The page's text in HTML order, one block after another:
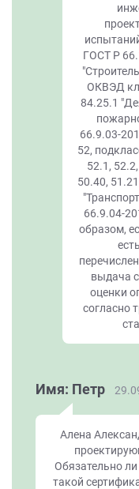
ГОСТ Р
ОКВЭД
84.25.1
66.9.03-
52,
52.1,
50.40,
66.9.04-
образом,
выдача
оценки
согласно
Имя: Петр
Алена
Обязательно
такой